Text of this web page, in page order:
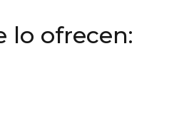
lo ofrecen: